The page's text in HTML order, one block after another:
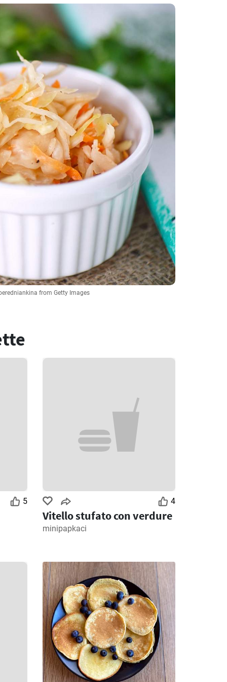
from Getty Images
Giorni rimanenti: 3
MD Discount volantino
Giorni rimanenti: 6
Ipercoop volantino
5 4
Vitello stufato con verdure
minipapkaci